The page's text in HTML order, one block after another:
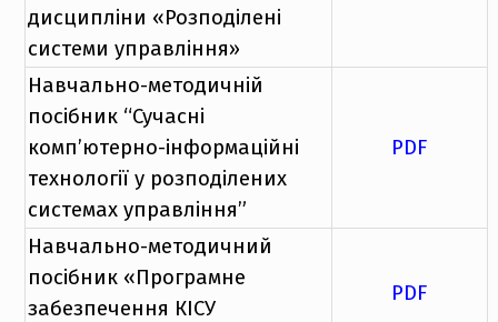
дисципліни «Розподілені
системи управління»
Навчально-методичній
посібник “Сучасні
комп’ютерно-інформаційні
технології у розподілених
системах управління”
PDF
Навчально-методичний
посібник «Програмне
забезпечення КІСУ
PDF